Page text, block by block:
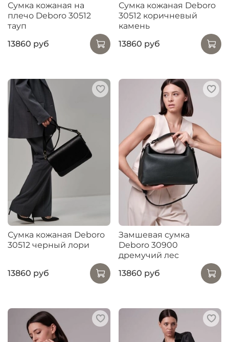
Сумка кожаная на
плечо Deboro 30512
тауп
13860 руб
Сумка кожаная Deboro
30512 коричневый
камень
13860 руб
Сумка кожаная Deboro
30512 черный лори
13860 руб
Замшевая сумка
Deboro 30900
дремучий лес
13860 руб